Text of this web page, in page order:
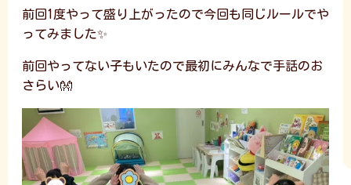
前回1度やって盛り上がったので今回も同じルールでや
ってみました✨
前回やってない子もいたので最初にみんなで手話のお
さらい👐